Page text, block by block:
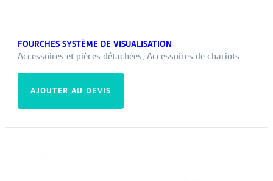
FOURCHES SYSTÈME DE VISUALISATION
Accessoires et pièces détachées, Accessoires de chariots
AJOUTER AU DEVIS